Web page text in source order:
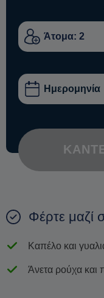
στην καρδιά της
Φέρτε μαζί
Καπέλο και
Άνετα ρούχα και